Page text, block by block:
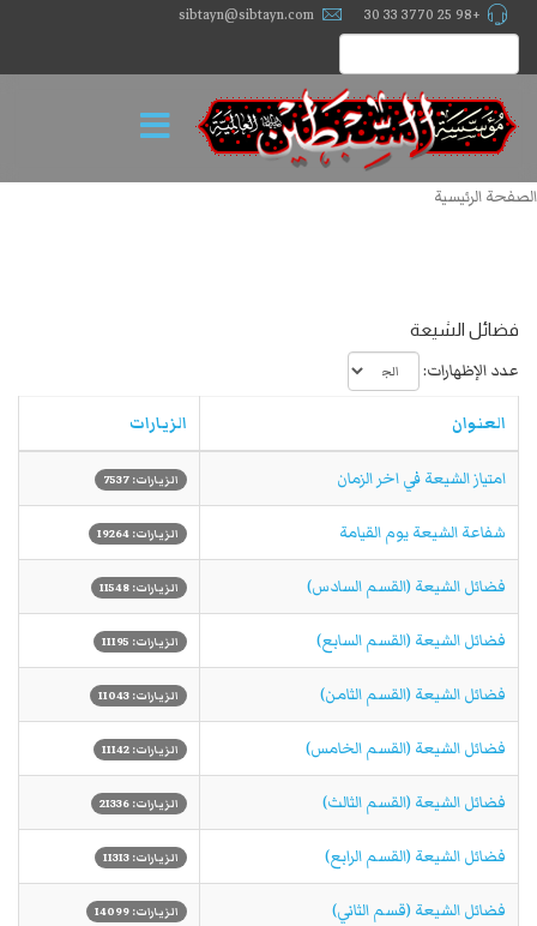
+98 25 3770 33 30
sibtayn@sibtayn.com
الصفحة الرئيسية
فضائل الشيعة
عدد الإظهارات:
العنوان الزيارات
امتياز الشیعة في اخر الزمان الزيارات: 7537
شفاعة الشيعة يوم القيامة الزيارات: 19264
فضائل الشيعة (القسم السادس) الزيارات: 11548
فضائل الشيعة (القسم السابع) الزيارات: 11195
فضائل الشيعة (القسم الثامن) الزيارات: 11043
فضائل الشيعة (القسم الخامس) الزيارات: 11142
فضائل الشيعة (القسم الثالث) الزيارات: 21336
فضائل الشيعة (القسم الرابع) الزيارات: 11313
فضائل الشيعة (قسم الثاني) الزيارات: 14099